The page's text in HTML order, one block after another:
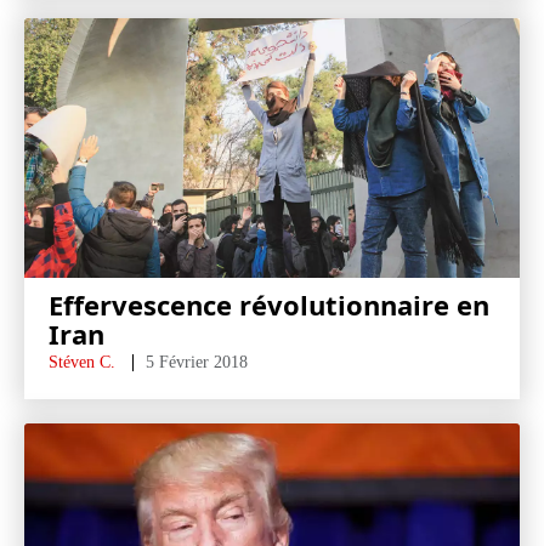
Effervescence révolutionnaire en
Iran
Stéven C. 5 Février 2018